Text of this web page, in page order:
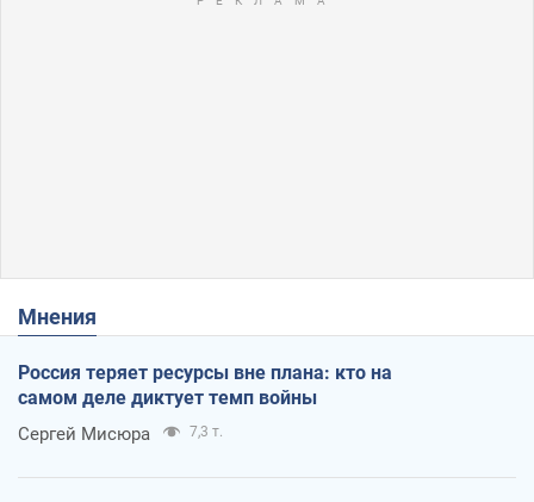
Мнения
Россия теряет ресурсы вне плана: кто на
самом деле диктует темп войны
Сергей Мисюра 7,3 т.